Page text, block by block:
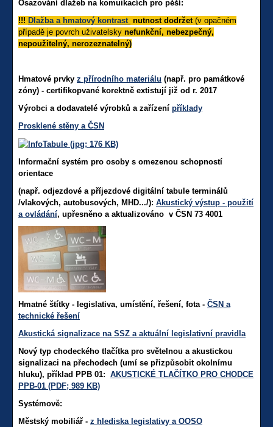
Osazování dlažeb na komuikacích pro pěší:
!!! Dlažba a hmatový kontrast nutnost dodržet (v opačném
případě je povrch uživatelsky nefunkční, nebezpečný,
nepoužitelný, nerozeznatelný)
Hmatové prvky z přírodního materiálu (např. pro památkové
zóny) - certifikopvané korektně extistují již od r. 2017
Výrobci a dodavatelé výrobků a zařízení příklady
Prosklené stěny a ČSN
Informační systém pro osoby s omezenou schopností
orientace
(např. odjezdové a příjezdové digitální tabule terminálů
/vlakových, autobusových, MHD.../): Akustický výstup - použití
a ovládání, upřesněno a aktualizováno v ČSN 73 4001
Hmatné štítky - legislativa, umístění, řešení, fota - ČSN a
technické řešení
Akustická signalizace na SSZ a aktuální legislativní pravidla
Nový typ chodeckého tlačítka pro světelnou a akustickou
signalizaci na přechodech (umí se přizpůsobit okolnímu
hluku), příklad PPB 01: AKUSTICKÉ TLAČÍTKO PRO CHODCE
PPB-01 (PDF; 989 KB)
Systémově:
Městský mobiliář - z hlediska legislativy a OOSO